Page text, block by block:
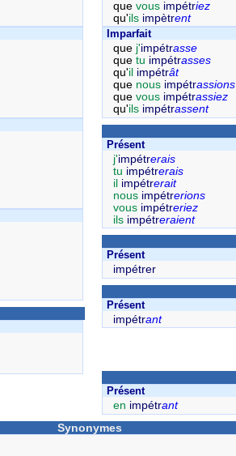
quevous impétriez
qu'ils impètrent
Imparfait
que j'impétrasse
quetu impétrasses
qu'il impétrât
que nous impétrassions
quevous impétrassiez
qu'ils impétrassent
Présent
j'impétrerais
tu impétrerais
il impétrerait
nous impétrerions
vous impétreriez
ils impétreraient
Présent
impétrer
Présent
impétrant
Présent
en impétrant
Synonymes